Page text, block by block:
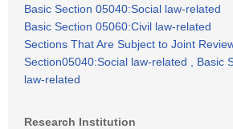
Basic Section 05040:Social law-related
Basic Section 05060:Civil law-related
Sections That Are Subject to Joint
Section05040:Social law-related , Basic
law-related
Research Institution